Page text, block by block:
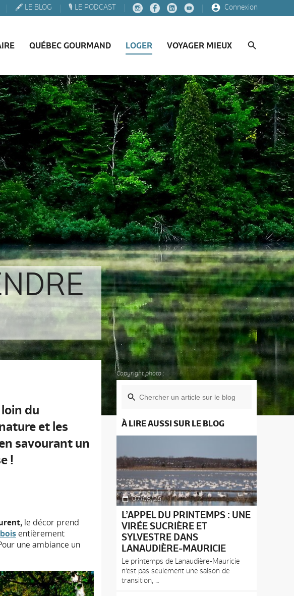
🖋️ LE BLOG 🎙️ LE PODCAST Connexion
QUÉBEC GOURMAND LOGER VOYAGER MIEUX
du
et les
savourant un
!
le décor prend
entièrement
une ambiance un
Copyright photo :
À LIRE AUSSI SUR LE BLOG
07/08/26
L’APPEL DU PRINTEMPS : UNE
VIRÉE SUCRIÈRE ET
SYLVESTRE DANS
LANAUDIÈRE-MAURICIE
Le printemps de Lanaudière-Mauricie
n’est pas seulement une saison de
transition,